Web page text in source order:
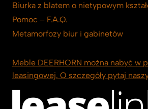
Biurka z blatem o nietypowym
Pomoc – F.A.Q.
Metamorfozy biur i gabinetów
Meble DEERHORN można nabyć w
leasingowej. O szczegóły pytaj